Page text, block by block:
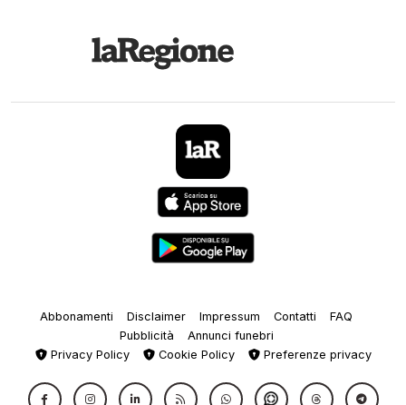
Abbonamenti Disclaimer Impressum Contatti
FAQ
Pubblicità
Annunci funebri
Privacy Policy
Cookie Policy Preferenze privacy